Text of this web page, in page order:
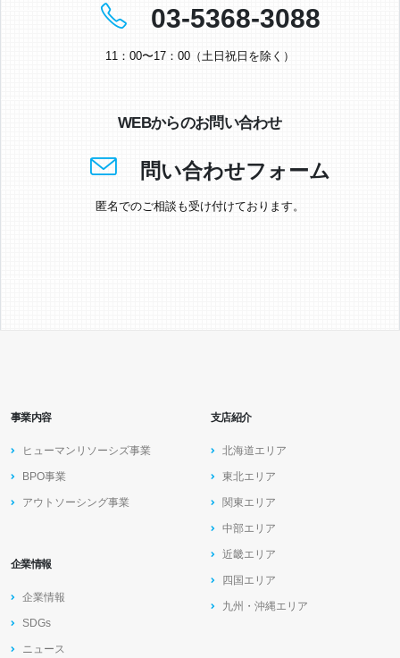
03-5368-3088
11：00〜17：00（土日祝日を除く）
WEBからのお問い合わせ
問い合わせフォーム
匿名でのご相談も受け付けております。
事業内容
ヒューマンリソーシズ事業
BPO事業
アウトソーシング事業
企業情報
企業情報
SDGs
ニュース
支店紹介
北海道エリア
東北エリア
関東エリア
中部エリア
近畿エリア
四国エリア
九州・沖縄エリア